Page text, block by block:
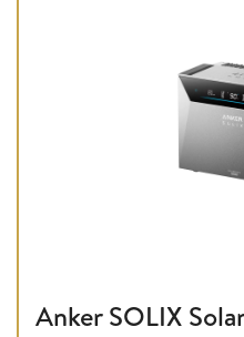
Anker SOLIX